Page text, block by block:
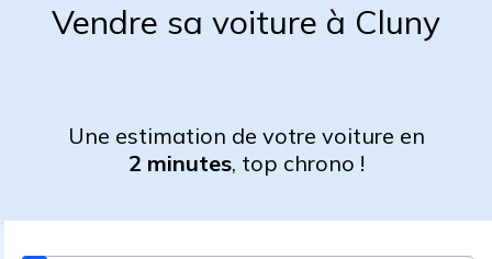
Vendre sa voiture à Cluny
Une estimation de votre voiture en
2 minutes, top chrono !